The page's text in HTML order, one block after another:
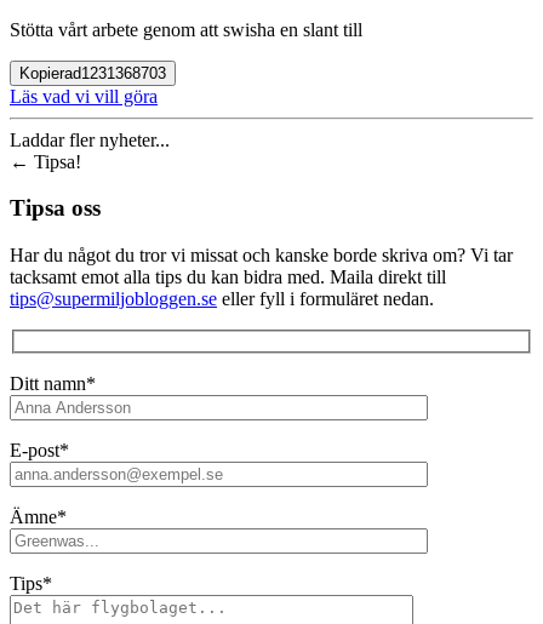
Stötta vårt arbete genom att swisha en slant till
Kopierad1231368703
Läs vad vi vill göra
Laddar fler nyheter...
← Tipsa!
Tipsa oss
Har du något du tror vi missat och kanske borde skriva om? Vi tar
tacksamt emot alla tips du kan bidra med. Maila direkt till
tips@supermiljobloggen.se eller fyll i formuläret nedan.
Ditt namn*
E-post*
Ämne*
Tips*